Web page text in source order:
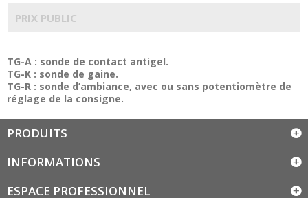
PRIX PUBLIC
TG-A : sonde de contact antigel.
TG-K : sonde de gaine.
TG-R : sonde d’ambiance, avec ou sans potentiomètre de
réglage de la consigne.
PRODUITS
INFORMATIONS
ESPACE PROFESSIONNEL